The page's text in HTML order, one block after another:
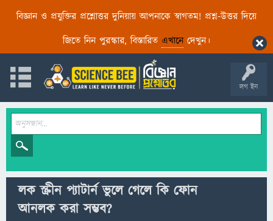
বিজ্ঞান ও প্রযুক্তির প্রশ্নোত্তর দুনিয়ায় আপনাকে স্বাগতম! প্রশ্ন-উত্তর দিয়ে
জিতে নিন পুরস্কার, বিস্তারিত এখানেদেখুন।
লগ ইন
লক স্ক্রীন প্যাটার্ন ভুলে গেলে কি ফোন
আনলক করা সম্ভব?